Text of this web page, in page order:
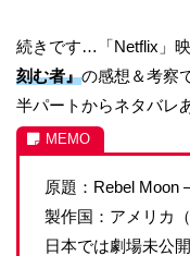
続きです…「Netflix」
刻む者』の感想＆考察
半パートからネタバレ
原題：Rebel Moon
製作国：アメリカ（
日本では劇場未公